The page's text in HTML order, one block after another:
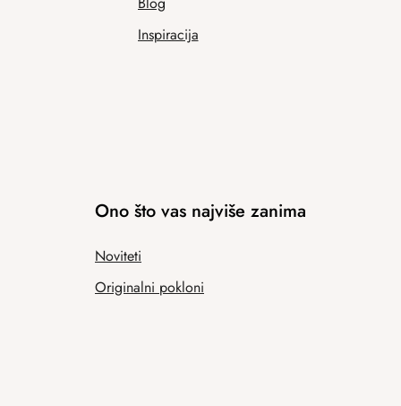
Inspiracija
Ono što vas najviše zanima
Noviteti
Originalni pokloni